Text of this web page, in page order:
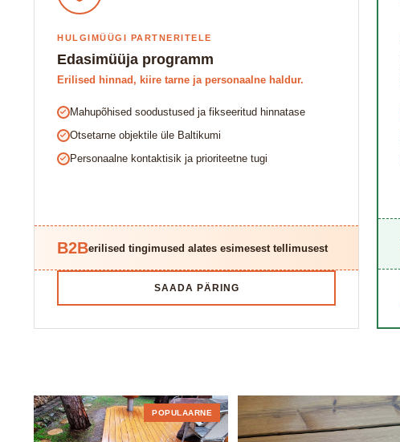
HULGIMÜÜGI PARTNERITELE
Edasimüüja programm
Erilised hinnad, kiire tarne ja personaalne haldur.
Mahupõhised soodustused ja fikseeritud hinnatase
Otsetarne objektile üle Baltikumi
Personaalne kontaktisik ja prioriteetne tugi
B2Berilised tingimused alates esimesest tellimusest
SAADA PÄRING
POPULAARNE